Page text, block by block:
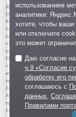
Для читателей: В России
(Фонд борьбы с
большевистская партия»,
общенациональный союз»,
сектор», УНА-УНСО, УПА,
«Меджлис
общероссийская
Признаны
«Исламское государство»
мусульмане», «Аль-Каида в
признана нежелательной
СМИ-иноагентами
Америки», радио
признаны общество/центр
Сахаровский центр.
использованием
аналитики:
хотите, чтобы ваши
или отключите
это может
Даю согласие
ч.9 «Согласие
обработку его
соглашаюсь с
данных ,
Правилами